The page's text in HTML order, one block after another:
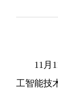
11月
工智能技